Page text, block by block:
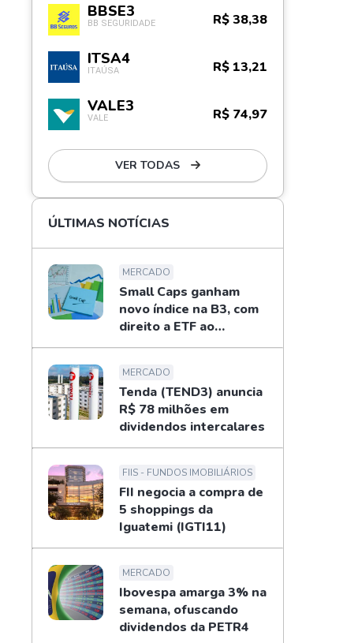
BBSE3
BB SEGURIDADE R$ 38,38
ITSA4
ITAÚSA R$ 13,21
VALE3
VALE R$ 74,97
VER TODAS
ÚLTIMAS NOTÍCIAS
MERCADO
Small Caps ganham
novo índice na B3, com
direito a ETF ao
investidor
MERCADO
Tenda (TEND3) anuncia
R$ 78 milhões em
dividendos intercalares
FIIS - FUNDOS IMOBILIÁRIOS
FII negocia a compra de
5 shoppings da
Iguatemi (IGTI11)
MERCADO
Ibovespa amarga 3% na
semana, ofuscando
dividendos da PETR4